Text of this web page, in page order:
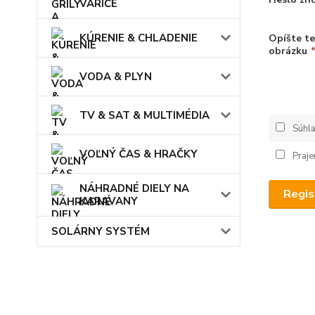
VARIČE
KÚRENIE & CHLADENIE
VODA & PLYN
TV & SAT & MULTIMÉDIA
VOĽNÝ ČAS & HRAČKY
NÁHRADNÉ DIELY NA
KARAVANY
SOLÁRNY SYSTÉM
Opíšte
obrázku *